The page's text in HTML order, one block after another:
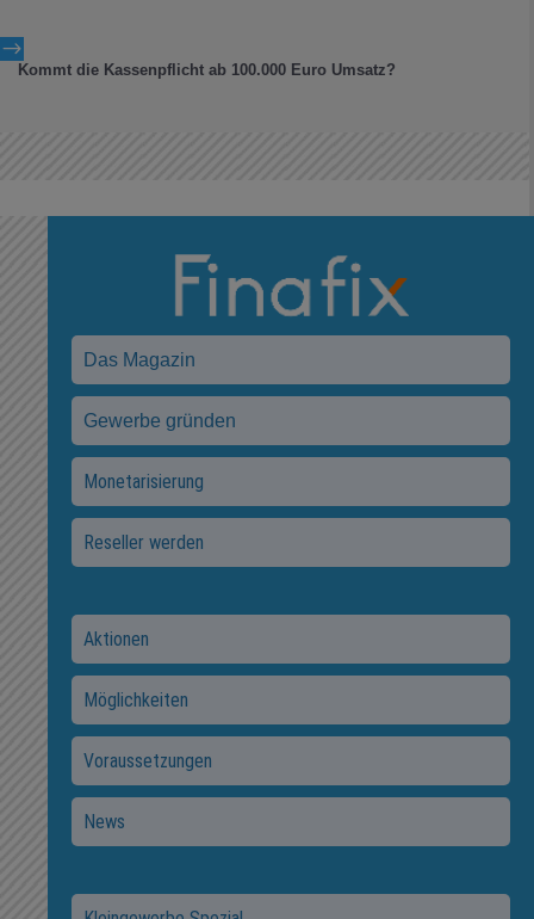
$
Kommt die Kassenpflicht ab 100.000 Euro Umsatz?
Das Magazin
Gewerbe gründen
Monetarisierung
Reseller werden
Aktionen
Möglichkeiten
Voraussetzungen
News